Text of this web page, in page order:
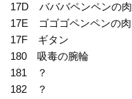
17D バババペンペンの肉
17E ゴゴゴペンペンの肉
17F ギタン
180 吸毒の腕輪
181 ？
182 ？